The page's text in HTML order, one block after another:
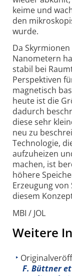
keime und
den
wurde.
Da
Nanometern
stabil bei
Perspektiven
magnetisch
heute ist die
dadurch
diese sehr
neu zu
Techno­logie,
aufzuheizen
machen, ist
höhere
Erzeugung
diesem
MBI / JOL
Weitere
F. Büttner